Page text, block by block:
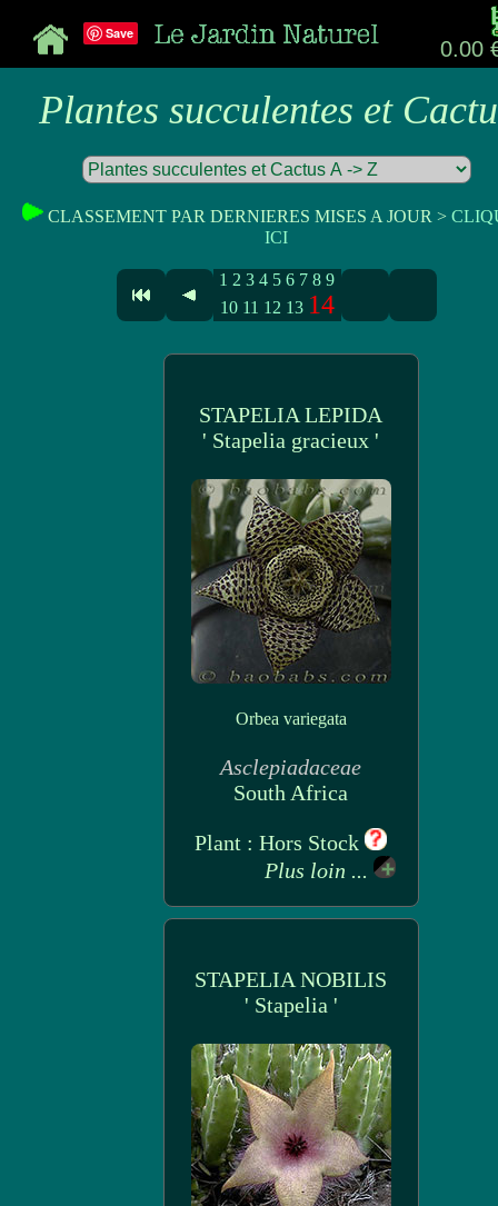
0.00
Save
Plantes succulentes et
CLASSEMENT PAR DERNIERES MISES A JOUR >
ICI
1 2 3 4 5 6 7 8 9
10 11 12 13 14
STAPELIA LEPIDA
' Stapelia gracieux '
Orbea variegata
Asclepiadaceae
South Africa
Plant : Hors Stock
Plus loin ...
STAPELIA NOBILIS
' Stapelia '